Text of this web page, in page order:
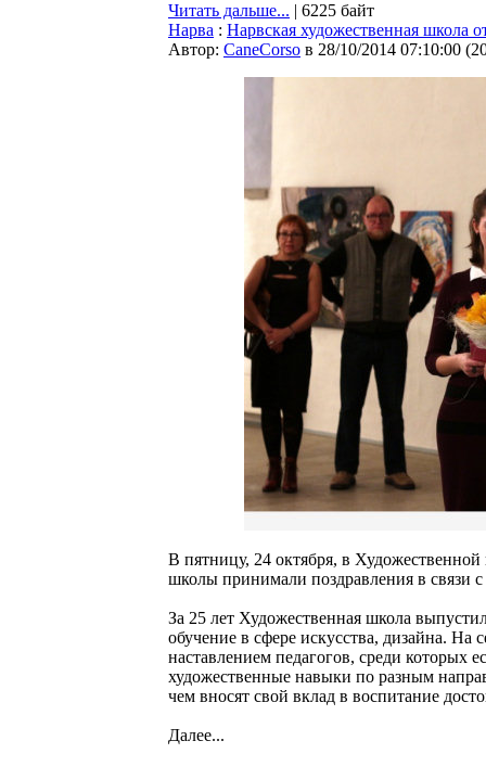
Читать дальше... | 6225 байт
Нарва : Нарвская художественная школа
Автор: CaneCorso в 28/10/2014 07:10:00 (
В пятницу, 24 октября, в Художественной
школы принимали поздравления в связи с
За 25 лет Художественная школа
обучение в сфере искусства, дизайна.
наставлением педагогов, среди которых
художественные навыки по разным
чем вносят свой вклад в воспитание
Далее...